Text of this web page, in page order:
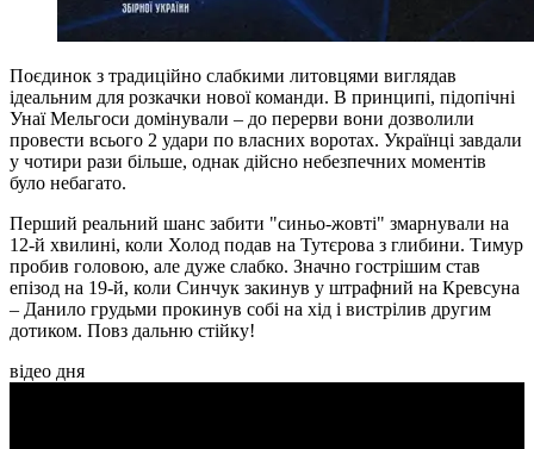
Поєдинок з традиційно слабкими литовцями виглядав
ідеальним для розкачки нової команди. В принципі, підопічні
Унаї Мельгоси домінували – до перерви вони дозволили
провести всього 2 удари по власних воротах. Українці завдали
у чотири рази більше, однак дійсно небезпечних моментів
було небагато.
Перший реальний шанс забити "синьо-жовті" змарнували на
12-й хвилині, коли Холод подав на Тутєрова з глибини. Тимур
пробив головою, але дуже слабко. Значно гострішим став
епізод на 19-й, коли Синчук закинув у штрафний на Кревсуна
– Данило грудьми прокинув собі на хід і вистрілив другим
дотиком. Повз дальню стійку!
відео дня